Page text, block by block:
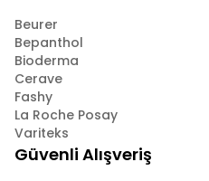
Beurer
Bepanthol
Bioderma
Cerave
Fashy
La Roche Posay
Variteks
Güvenli Alışveriş